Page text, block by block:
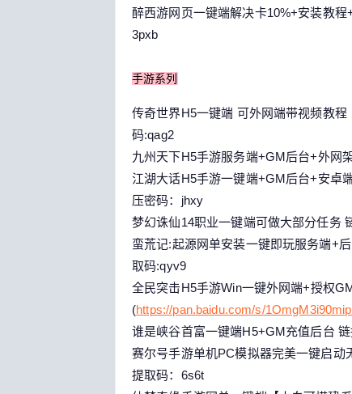
醉西游网页一键端解决卡10%+安装教程
3pxb
手游系列
传奇世界H5一键端 可外网端带视频教程
码:qag2
九州天下H5手游服务端+GM后台+外网
江湖大话H5手游一键端+GM后台+安卓
压密码：jhxy
梦幻诛仙14职业一键端可做大部分任务
蛮荒记:起源网单安装一键即玩服务端+
取码:qyv9
全民突击H5手游Win一键外网端+授权
(https://pan.baidu.com/s/
谁是峡谷首富一键端H5+GM充值后台
赛尔号手游单机PC模拟器完美一键启动
提取码：6s6t